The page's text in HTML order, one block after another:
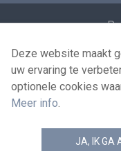
Deze website maakt
uw ervaring te
optionele cookies
Meer info.
JA, IK GA